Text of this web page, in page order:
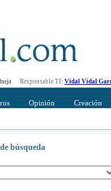
Responsable TI: Vidal Vidal
Opinión Creación
búsqueda